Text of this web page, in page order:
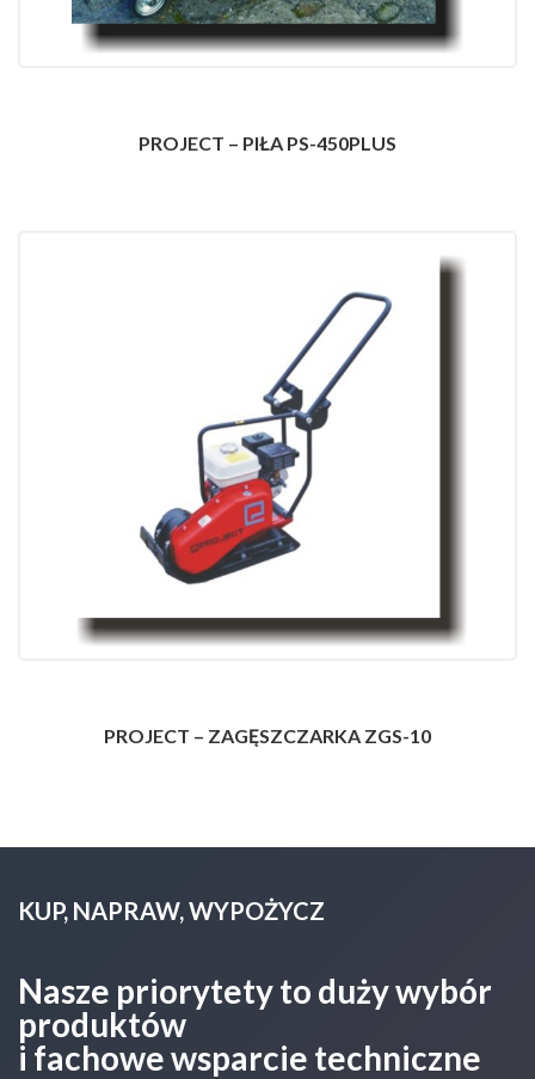
PROJECT – PIŁA PS-450PLUS
PROJECT – ZAGĘSZCZARKA ZGS-10
KUP, NAPRAW, WYPOŻYCZ
Nasze priorytety to duży wybór
produktów
i fachowe wsparcie techniczne